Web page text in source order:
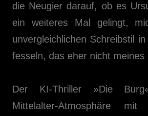
die Neugier darauf, ob es
ein weiteres Mal gelingt,
unvergleichlichen Schreibstil
fesseln, das eher nicht meines
Der KI-Thriller »Die
Mittelalter-Atmosphäre